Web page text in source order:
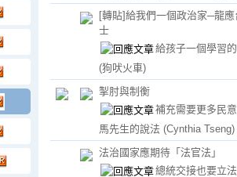
[轉貼]給我們一個政治家─龍應
士
給孩子一個學習
(狗吠火車)
掣肘與制衡
補充需要更多民
馬先生的說法 (Cynthia Tseng)
法治國家應期待「法官法」
總統交接也要立